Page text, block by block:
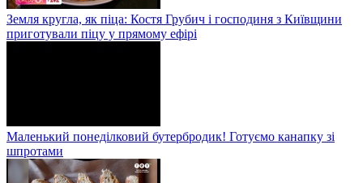
Земля кругла, як піца: Костя Грубич і господиня з Київщини
приготували піцу у прямому ефірі
Маленький понеділковий бутербродик! Готуємо канапку зі
шпротами